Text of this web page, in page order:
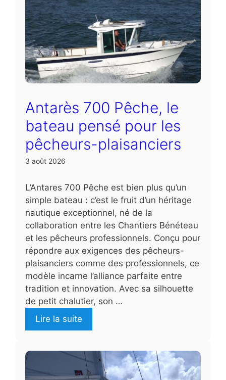
Antarès 700 Pêche, le
bateau pensé pour les
pêcheurs-plaisanciers
3 août 2026
L’Antares 700 Pêche est bien plus qu’un
simple bateau : c’est le fruit d’un héritage
nautique exceptionnel, né de la
collaboration entre les Chantiers Bénéteau
et les pêcheurs professionnels. Conçu pour
répondre aux exigences des pêcheurs-
plaisanciers comme des professionnels, ce
modèle incarne l’alliance parfaite entre
tradition et innovation. Avec sa silhouette
de petit chalutier, son …
Lire la suite